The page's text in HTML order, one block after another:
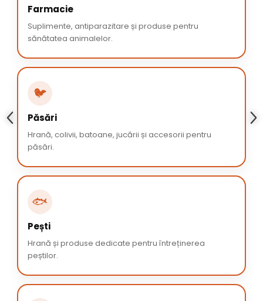
Farmacie
Suplimente, antiparazitare și produse pentru
sănătatea animalelor.
🐦
Păsări
Hrană, colivii, batoane, jucării și accesorii pentru
păsări.
🐟
Pești
Hrană și produse dedicate pentru întreținerea
peștilor.